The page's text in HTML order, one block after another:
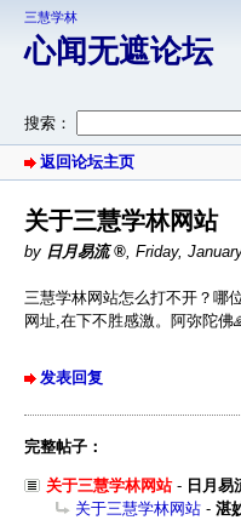
三慧学林
心闻无遮论坛
搜索：
返回论坛主页
关于三慧学林网站
by 日月易流 , Friday,
三慧学林网站怎么打不开？哪
网址,在下不胜感激。阿弥陀佛
发表回复
完整帖子：
关于三慧学林网站- 日月易
关于三慧学林网站 - 湛